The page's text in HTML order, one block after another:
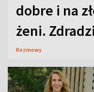
dobre i na
żeni.
Rozmowy